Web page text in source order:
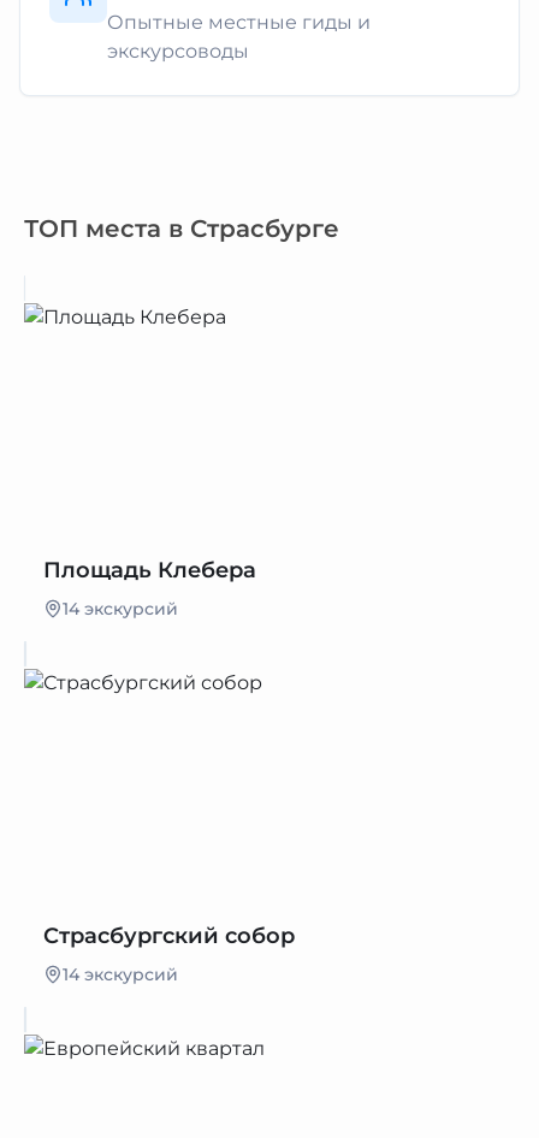
Опытные местные гиды и
экскурсоводы
ТОП места в Страсбурге
Площадь Клебера
14 экскурсий
Страсбургский собор
14 экскурсий